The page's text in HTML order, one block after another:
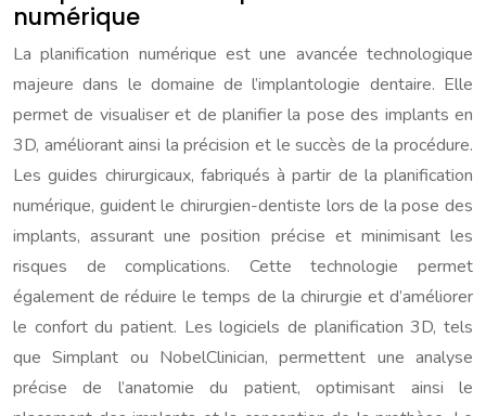
numérique
La planification numérique est une avancée technologique
majeure dans le domaine de l’implantologie dentaire. Elle
permet de visualiser et de planifier la pose des implants en
3D, améliorant ainsi la précision et le succès de la procédure.
Les guides chirurgicaux, fabriqués à partir de la planification
numérique, guident le chirurgien-dentiste lors de la pose des
implants, assurant une position précise et minimisant les
risques de complications. Cette technologie permet
également de réduire le temps de la chirurgie et d’améliorer
le confort du patient. Les logiciels de planification 3D, tels
que Simplant ou NobelClinician, permettent une analyse
précise de l’anatomie du patient, optimisant ainsi le